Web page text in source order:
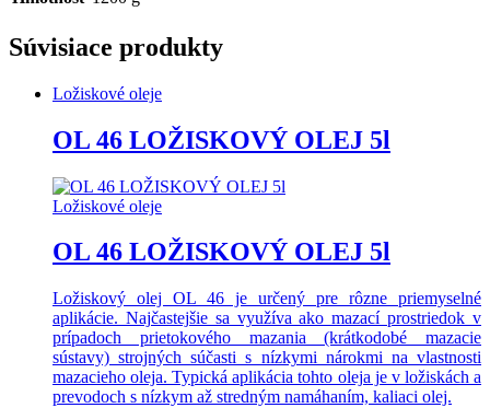
Súvisiace produkty
Ložiskové oleje
OL 46 LOŽISKOVÝ OLEJ 5l
Ložiskové oleje
OL 46 LOŽISKOVÝ OLEJ 5l
Ložiskový olej OL 46 je určený pre rôzne priemyselné
aplikácie. Najčastejšie sa využíva ako mazací prostriedok v
prípadoch prietokového mazania (krátkodobé mazacie
sústavy) strojných súčasti s nízkymi nárokmi na vlastnosti
mazacieho oleja. Typická aplikácia tohto oleja je v ložiskách a
prevodoch s nízkym až stredným namáhaním, kaliaci olej.